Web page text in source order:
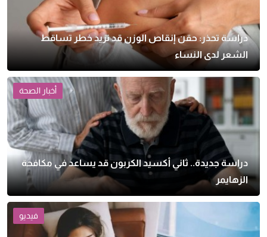
دراسة تحذر: حقن إنقاص الوزن قد تزيد خطر تساقط
الشعر لدى النساء
أخبار الصحة
دراسة جديدة.. ثاني أكسيد الكربون قد يساعد في مكافحة
الزهايمر
فيديو